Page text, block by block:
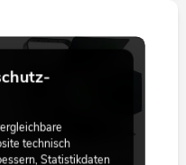
technisch
Statistikdaten